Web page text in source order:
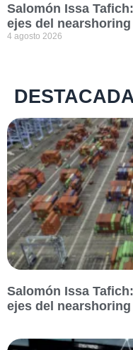
Salomón Issa
ejes del
4 agosto 2026
Salomón Issa
ejes del